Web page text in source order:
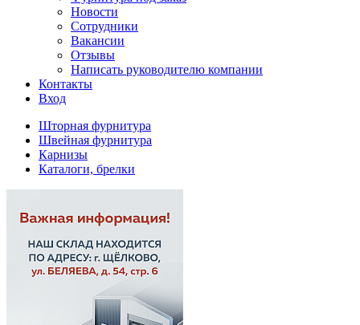
Новости
Сотрудники
Вакансии
Отзывы
Написать руководителю компании
Контакты
Вход
Шторная фурнитура
Швейная фурнитура
Карнизы
Каталоги, брелки